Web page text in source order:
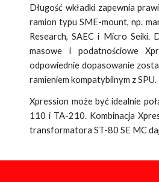
Długość wkładki zapewnia
ramion typu SME-mount, np.
Research, SAEC i Micro Seiki.
masowe i podatnościowe
odpowiednie dopasowanie
ramieniem kompatybilnym z SPU.
Xpression może być idealnie
110 i TA-210. Kombinacja
transformatora ST-80 SE MC